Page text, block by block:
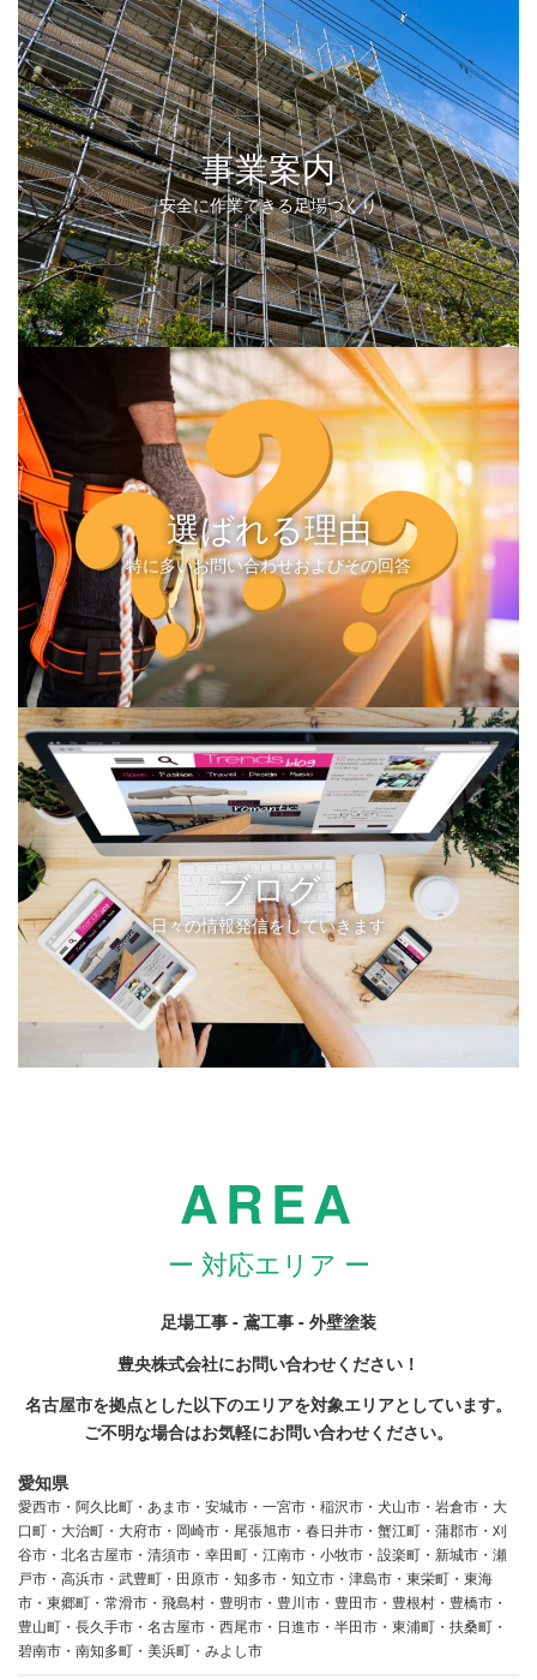
事業案内
安全に作業できる足場づくり
選ばれる理由
特に多いお問い合わせおよびその回答
ブログ
日々の情報発信をしていきます
AREA
ー 対応エリア ー
足場工事 - 鳶工事 - 外壁塗装
豊央株式会社にお問い合わせください！
名古屋市を拠点とした以下のエリアを対象エリアとしています。
ご不明な場合はお気軽にお問い合わせください。
愛知県
愛西市・阿久比町・あま市・安城市・一宮市・稲沢市・犬山市・岩倉市・大
口町・大治町・大府市・岡崎市・尾張旭市・春日井市・蟹江町・蒲郡市・刈
谷市・北名古屋市・清須市・幸田町・江南市・小牧市・設楽町・新城市・瀬
戸市・高浜市・武豊町・田原市・知多市・知立市・津島市・東栄町・東海
市・東郷町・常滑市・飛島村・豊明市・豊川市・豊田市・豊根村・豊橋市・
豊山町・長久手市・名古屋市・西尾市・日進市・半田市・東浦町・扶桑町・
碧南市・南知多町・美浜町・みよし市